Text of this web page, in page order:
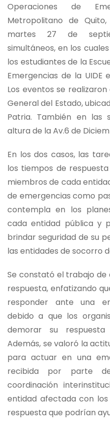
Operaciones de
Metropolitano de
martes 27 de
simultáneos, en los
los estudiantes de la
Emergencias de la UIDE
Los eventos se
General del Estado,
Patria. También en las
altura de la Av.6 de
En los dos casos, las
los tiempos de
miembros de cada
de emergencias como
contempla en los
cada entidad pública y
brindar seguridad de su
las entidades de socorro
Se constató el trabajo de
respuesta, enfatizando
responder ante una
debido a que los
demorar su
Además, se valoró la
para actuar en una
recibida por parte
coordinación
entidad afectada con
respuesta que podrían